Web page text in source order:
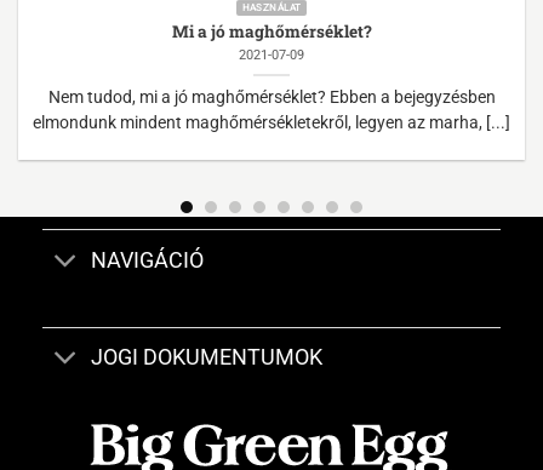
HASZNÁLAT
Mi a jó maghőmérséklet?
2021-07-09
Nem tudod, mi a jó maghőmérséklet? Ebben a bejegyzésben
elmondunk mindent maghőmérsékletekről, legyen az marha, [...]
NAVIGÁCIÓ
JOGI DOKUMENTUMOK